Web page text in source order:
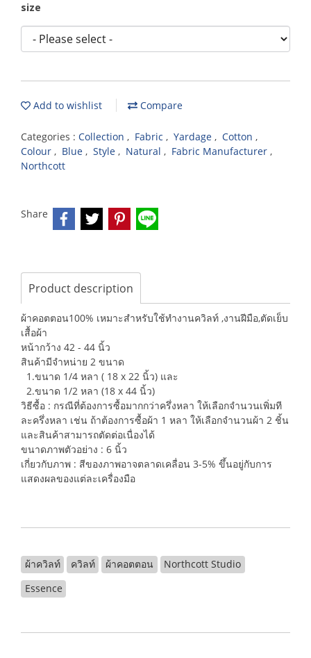
size
Add to wishlist Compare
Categories : Collection , Fabric , Yardage , Cotton ,
Colour , Blue , Style , Natural , Fabric Manufacturer ,
Northcott
Share
Product description
ผ้าคอตตอน100% เหมาะสำหรับใช้ทำงานควิลท์ ,งานฝีมือ,ตัดเย็บ
เสื้อผ้า
หน้ากว้าง 42 - 44 นิ้ว
สินค้ามีจำหน่าย 2 ขนาด
1.ขนาด 1/4 หลา ( 18 x 22 นิ้ว) และ
2.ขนาด 1/2 หลา (18 x 44 นิ้ว)
วิธีซื้อ : กรณีที่ต้องการซื้อมากกว่าครึ่งหลา ให้เลือกจำนวนเพิ่มที
ละครึ่งหลา เช่น ถ้าต้องการซื้อผ้า 1 หลา ให้เลือกจำนวนผ้า 2 ชิ้น
และสินค้าสามารถตัดต่อเนื่องได้
ขนาดภาพตัวอย่าง : 6 นิ้ว
เกี่ยวกับภาพ : สีของภาพอาจตลาดเคลื่อน 3-5% ขึ้นอยู่กับการ
แสดงผลของแต่ละเครื่องมือ
ผ้าควิลท์ ควิลท์ ผ้าคอตตอน
Northcott Studio
Essence